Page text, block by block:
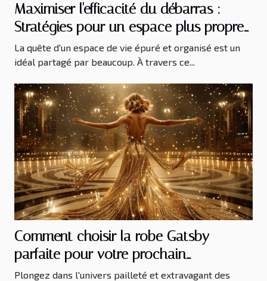
Maximiser l'efficacité du débarras :
Stratégies pour un espace plus propre
et organisé
La quête d'un espace de vie épuré et organisé est un
idéal partagé par beaucoup. À travers ce...
Comment choisir la robe Gatsby
parfaite pour votre prochain
événement
Plongez dans l'univers pailleté et extravagant des